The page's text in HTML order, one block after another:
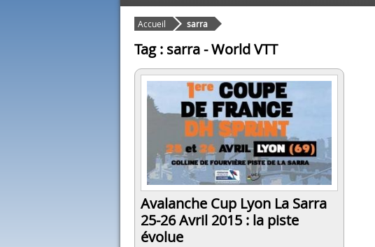
Accueil sarra
Tag : sarra - World VTT
Avalanche Cup Lyon La Sarra
25-26 Avril 2015 : la piste
évolue